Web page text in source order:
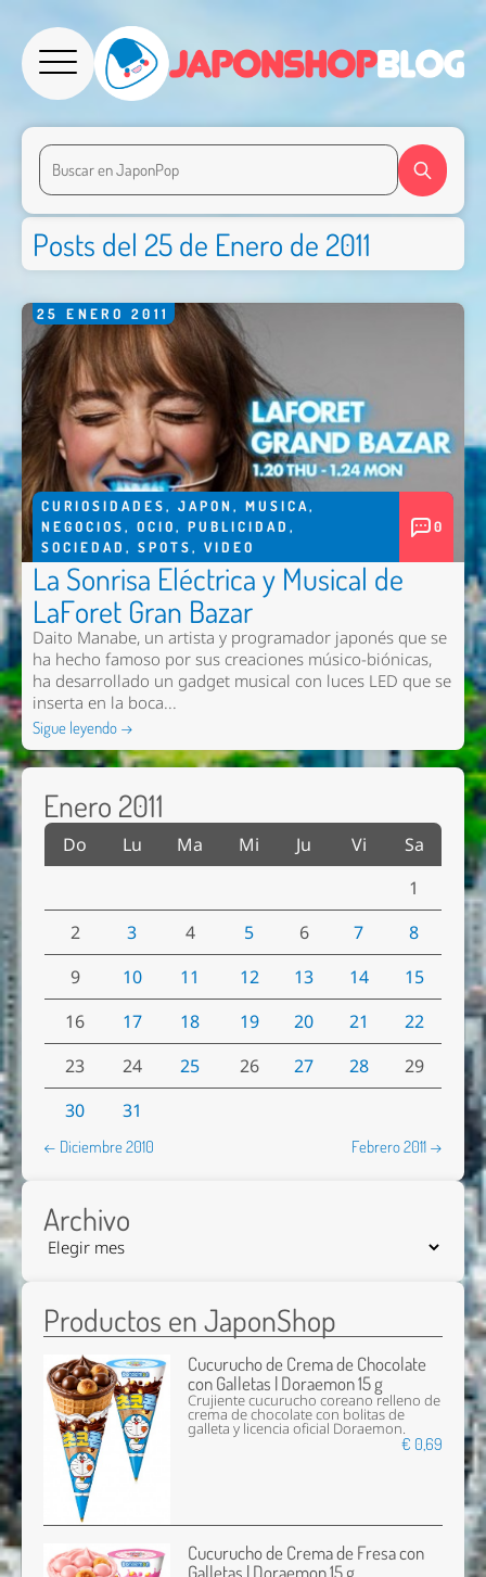
Posts del 25 de Enero de 2011
25 ENERO 2011
CURIOSIDADES, JAPON , MUSICA,
NEGOCIOS, OCIO, PUBLICIDAD ,
SOCIEDAD , SPOTS, VIDEO
0
La Sonrisa Eléctrica y Musical de
LaForet Gran Bazar
Daito Manabe, un artista y programador japonés que se
ha hecho famoso por sus creaciones músico-biónicas,
ha desarrollado un gadget musical con luces LED que se
inserta en la boca...
Sigue leyendo →
Enero 2011
Do Lu Ma Mi Ju Vi
Sa
1
2
3 4 5 6 7
8
9
10 11 12 13 14
15
16
17 18 19 20 21
22
23
24 25 26 27 28
29
30
31
← Diciembre 2010 Febrero 2011 →
Archivo
Productos en JaponShop
Cucurucho de Crema de Chocolate
con Galletas | Doraemon 15 g
Crujiente cucurucho coreano relleno de
crema de chocolate con bolitas de
galleta y licencia oficial Doraemon.
€ 0,69
Cucurucho de Crema de Fresa con
Galletas | Doraemon 15 g